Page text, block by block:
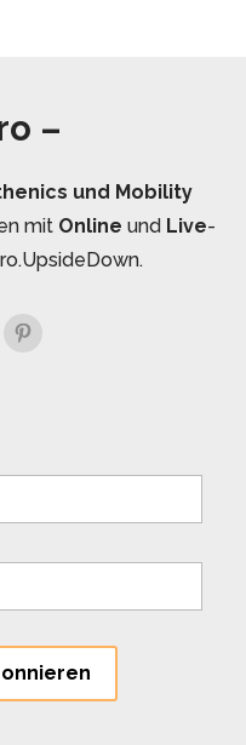
–
und Mobility
mit Online und Live-